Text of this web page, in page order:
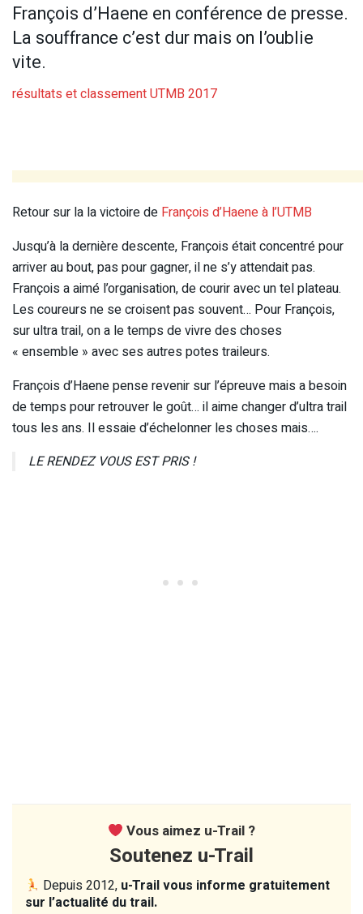
François d’Haene en conférence de presse.
La souffrance c’est dur mais on l’oublie
vite.
résultats et classement UTMB 2017
Retour sur la la victoire de François d’Haene à l’UTMB
Jusqu’à la dernière descente, François était concentré pour
arriver au bout, pas pour gagner, il ne s’y attendait pas.
François a aimé l’organisation, de courir avec un tel plateau.
Les coureurs ne se croisent pas souvent… Pour François,
sur ultra trail, on a le temps de vivre des choses
« ensemble » avec ses autres potes traileurs.
François d’Haene pense revenir sur l’épreuve mais a besoin
de temps pour retrouver le goût… il aime changer d’ultra trail
tous les ans. Il essaie d’échelonner les choses mais….
LE RENDEZ VOUS EST PRIS !
Vous aimez u-Trail ?
Soutenez u-Trail
Depuis 2012, u-Trail vous informe gratuitement
sur l’actualité du trail.